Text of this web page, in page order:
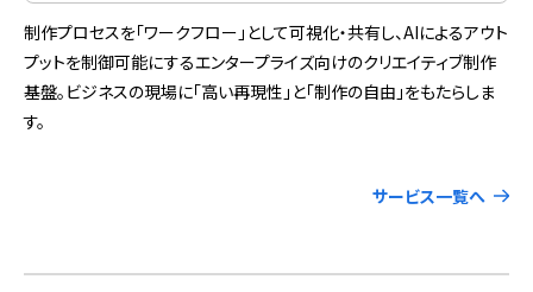
制作プロセスを「ワークフロー」として可視化・共有し、AIによるアウト
プットを制御可能にするエンタープライズ向けのクリエイティブ制作
基盤。ビジネスの現場に「高い再現性」と「制作の自由」をもたらしま
す。
サービス一覧へ